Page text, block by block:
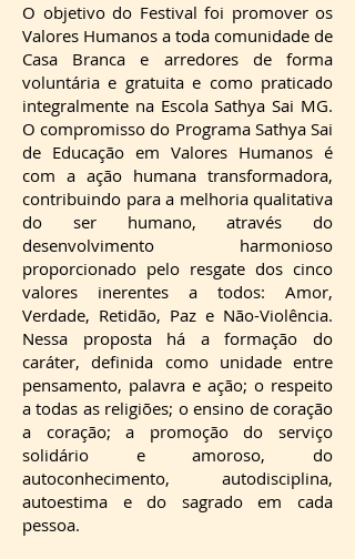
O objetivo do Festival foi promover os
Valores Humanos a toda comunidade de
Casa Branca e arredores de forma
voluntária e gratuita e como praticado
integralmente na Escola Sathya Sai MG.
O compromisso do Programa Sathya Sai
de Educação em Valores Humanos é
com a ação humana transformadora,
contribuindo para a melhoria qualitativa
do ser humano, através do
desenvolvimento harmonioso
proporcionado pelo resgate dos cinco
valores inerentes a todos: Amor,
Verdade, Retidão, Paz e Não-Violência.
Nessa proposta há a formação do
caráter, definida como unidade entre
pensamento, palavra e ação; o respeito
a todas as religiões; o ensino de coração
a coração; a promoção do serviço
solidário e amoroso, do
autoconhecimento, autodisciplina,
autoestima e do sagrado em cada
pessoa.